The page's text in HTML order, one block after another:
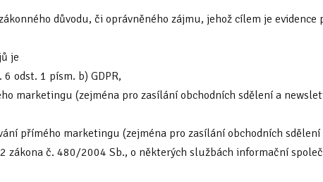
důvodu, či oprávněného zájmu, jehož cílem je
je
odst. 1 písm. b) GDPR,
marketingu (zejména pro zasílání obchodních sdělení a
přímého marketingu (zejména pro zasílání obchodních
zákona č. 480/2004 Sb., o některých službách informační